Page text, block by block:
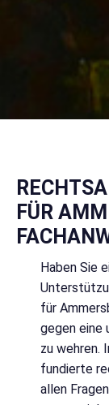
FÜR
Haben Sie
für
gegen eine
zu wehren.
fundierte
allen